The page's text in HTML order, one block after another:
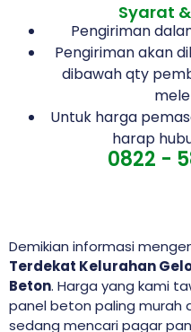
Syarat
Pengiriman
Pengiriman akan
dibawah qty
Untuk harga
harap
0822 -
Demikian informasi
Terdekat Kelurahan
Beton. Harga yang kami
panel beton paling murah
sedang mencari pagar